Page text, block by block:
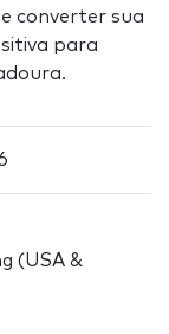
converter sua
para
(USA &